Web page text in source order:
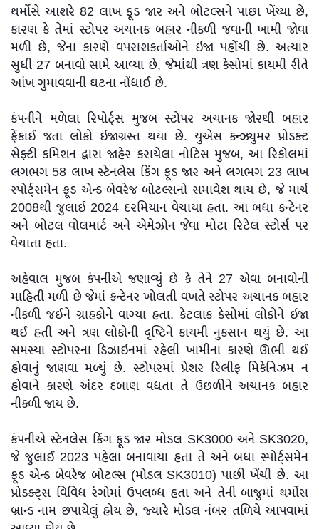
થર્મોસે આશરે 82 લાખ ફૂડ જાર અને બોટલ્સને પાછા ખેંચ્યા છે,
કારણ કે તેમાં સ્ટોપર અચાનક બહાર નીકળી જવાની ખામી જોવા
મળી છે, જેના કારણે વપરાશકર્તાઓને ઇજા પહોંચી છે. અત્યાર
સુધી 27 બનાવો સામે આવ્યા છે, જેમાંથી ત્રણ કેસોમાં કાયમી રીતે
આંખ ગુમાવવાની ઘટના નોંધાઈ છે.
કંપનીને મળેલા રિપોર્ટ્સ મુજબ સ્ટોપર અચાનક જોરથી બહાર
ફેંકાઈ જતા લોકો ઇજાગ્રસ્ત થયા છે. યુએસ કન્ઝ્યુમર પ્રોડક્ટ
સેફ્ટી કમિશન દ્વારા જાહેર કરાયેલા નોટિસ મુજબ, આ રિકોલમાં
લગભગ 58 લાખ સ્ટેનલેસ કિંગ ફૂડ જાર અને લગભગ 23 લાખ
સ્પોર્ટ્સમેન ફૂડ એન્ડ બેવરેજ બોટલ્સનો સમાવેશ થાય છે, જે માર્ચ
2008થી જુલાઈ 2024 દરમિયાન વેચાયા હતા. આ બધા કન્ટેનર
અને બોટલ વોલમાર્ટ અને એમેઝોન જેવા મોટા રિટેલ સ્ટોર્સ પર
વેચાતા હતા.
અહેવાલ મુજબ કંપનીએ જણાવ્યું છે કે તેને 27 એવા બનાવોની
માહિતી મળી છે જેમાં કન્ટેનર ખોલતી વખતે સ્ટોપર અચાનક બહાર
નીકળી જઈને ગ્રાહકોને વાગ્યા હતા. કેટલાક કેસોમાં લોકોને ઇજા
થઈ હતી અને ત્રણ લોકોની દૃષ્ટિને કાયમી નુકસાન થયું છે. આ
સમસ્યા સ્ટોપરના ડિઝાઇનમાં રહેલી ખામીના કારણે ઊભી થઈ
હોવાનું જાણવા મળ્યું છે. સ્ટોપરમાં પ્રેશર રિલીફ મિકેનિઝમ ન
હોવાને કારણે અંદર દબાણ વધતા તે ઉછળીને અચાનક બહાર
નીકળી જાય છે.
કંપનીએ સ્ટેનલેસ કિંગ ફૂડ જાર મોડલ SK3000 અને SK3020,
જે જુલાઈ 2023 પહેલા બનાવાયા હતા તે અને બધા સ્પોર્ટ્સમેન
ફૂડ એન્ડ બેવરેજ બોટલ્સ (મોડલ SK3010) પાછી ખેંચી છે. આ
પ્રોડક્ટ્સ વિવિધ રંગોમાં ઉપલબ્ધ હતા અને તેની બાજુમાં થર્મોસ
બ્રાન્ડ નામ છપાયેલું હોય છે, જ્યારે મોડલ નંબર તળિયે આપવામાં